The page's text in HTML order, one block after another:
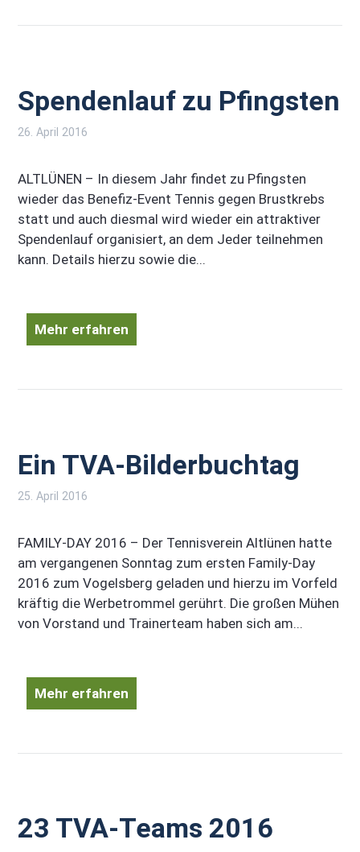
Spendenlauf zu Pfingsten
26. April 2016
ALTLÜNEN – In diesem Jahr findet zu Pfingsten
wieder das Benefiz-Event Tennis gegen Brustkrebs
statt und auch diesmal wird wieder ein attraktiver
Spendenlauf organisiert, an dem Jeder teilnehmen
kann. Details hierzu sowie die...
Mehr erfahren
Ein TVA-Bilderbuchtag
25. April 2016
FAMILY-DAY 2016 – Der Tennisverein Altlünen hatte
am vergangenen Sonntag zum ersten Family-Day
2016 zum Vogelsberg geladen und hierzu im Vorfeld
kräftig die Werbetrommel gerührt. Die großen Mühen
von Vorstand und Trainerteam haben sich am...
Mehr erfahren
23 TVA-Teams 2016